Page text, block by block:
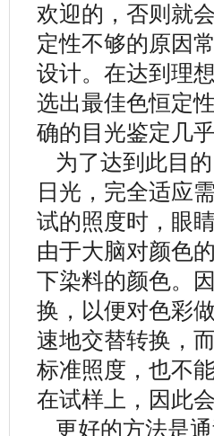
欢迎的，否则就
定性不够的原因
设计。在达到理
选出最佳色恒定
确的目光鉴定几
为了达到此目
日光，完全适应
试的照度时，眼
由于大脑对颜色
下染料的颜色。
换，以便对色彩
速地交替转换，
标准照度，也不
在试样上，因此
更好的方法是